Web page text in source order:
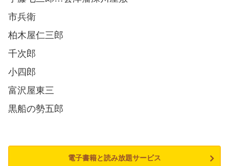
市兵衛
柏木屋仁三郎
千次郎
小四郎
富沢屋東三
黒船の勢五郎
電子書籍と読み放題サービス